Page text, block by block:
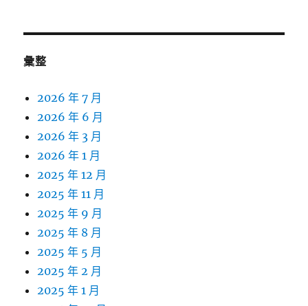
彙整
2026 年 7 月
2026 年 6 月
2026 年 3 月
2026 年 1 月
2025 年 12 月
2025 年 11 月
2025 年 9 月
2025 年 8 月
2025 年 5 月
2025 年 2 月
2025 年 1 月